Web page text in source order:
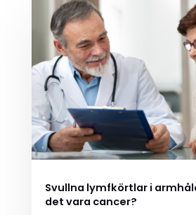
Svullna lymfkörtlar i
det vara cancer?